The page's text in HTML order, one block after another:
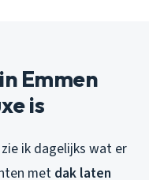
Emmen
is
ik dagelijks wat er
met dak laten